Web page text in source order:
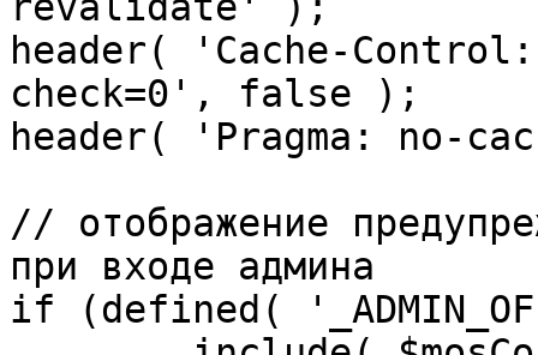
header( 'Cache-
check=0', false );
header( 'Pragma: no-
// отображение
при входе админа
if (defined(